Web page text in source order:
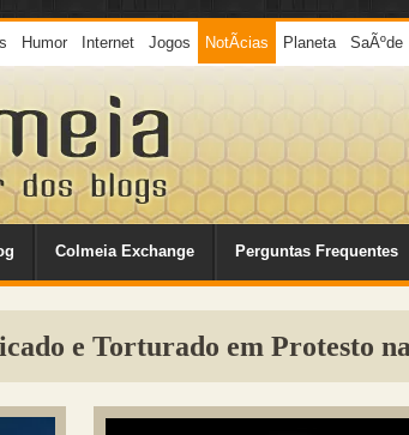
Humor Internet Jogos NotÃ­cias Planeta SaÃºde
Colmeia Exchange Perguntas Frequentes
e Torturado em Protesto